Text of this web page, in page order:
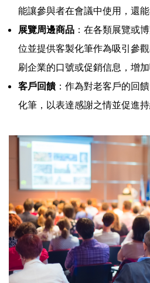
能讓參與者在會議中使用，還
展覽周邊商品 ：在各類展覽或
位並提供客製化筆作為吸引參
刷企業的口號或促銷信息，增加
客戶回饋：作為對老客戶的回
化筆，以表達感謝之情並促進持